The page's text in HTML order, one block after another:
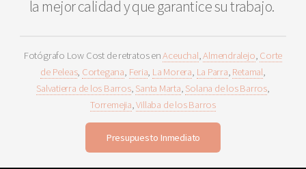
la mejor calidad y que garantice su trabajo.
Fotógrafo Low Cost de retratos enAceuchal,Almendralejo, Corte
de Peleas, Cortegana, Feria, La Morera, La Parra, Retamal,
Salvatierra de los Barros, Santa Marta, Solana de los Barros,
Torremejia,Villaba de los Barros
Presupuesto Inmediato